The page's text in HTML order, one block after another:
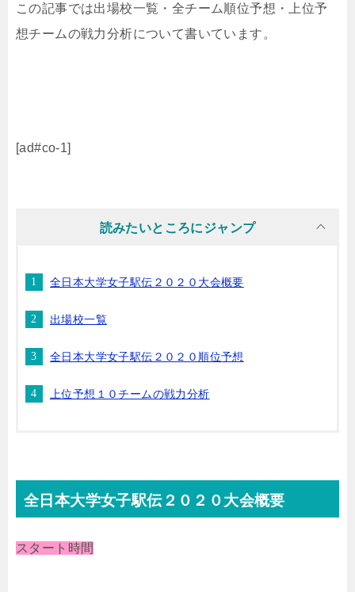
この記事では出場校一覧・全チーム順位予想・上位予
想チームの戦力分析について書いています。
[ad#co-1]
読みたいところにジャンプ
全日本大学女子駅伝２０２０大会概要
出場校一覧
全日本大学女子駅伝２０２０順位予想
上位予想１０チームの戦力分析
全日本大学女子駅伝２０２０大会概要
スタート時間